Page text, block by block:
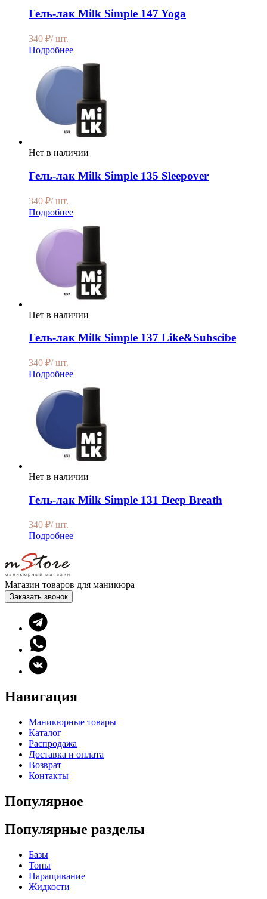
Гель-лак Milk Simple 147 Yoga
340 ₽/ шт.
Подробнее
Нет в наличии
Гель-лак Milk Simple 135 Sleepover
340 ₽/ шт.
Подробнее
Нет в наличии
Гель-лак Milk Simple 137 Like&Subscibe
340 ₽/ шт.
Подробнее
Нет в наличии
Гель-лак Milk Simple 131 Deep Breath
340 ₽/ шт.
Подробнее
Магазин товаров для маникюра
Заказать звонок
Навигация
Маникюрные товары
Каталог
Распродажа
Доставка и оплата
Возврат
Контакты
Популярное
Популярные разделы
Базы
Топы
Наращивание
Жидкости